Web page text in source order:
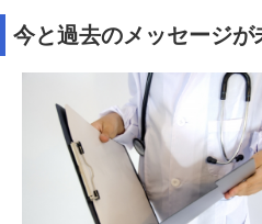
今と過去のメッセージが